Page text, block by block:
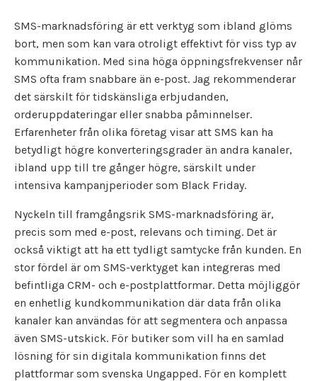
SMS-marknadsföring är ett verktyg som ibland glöms
bort, men som kan vara otroligt effektivt för viss typ av
kommunikation. Med sina höga öppningsfrekvenser når
SMS ofta fram snabbare än e-post. Jag rekommenderar
det särskilt för tidskänsliga erbjudanden,
orderuppdateringar eller snabba påminnelser.
Erfarenheter från olika företag visar att SMS kan ha
betydligt högre konverteringsgrader än andra kanaler,
ibland upp till tre gånger högre, särskilt under
intensiva kampanjperioder som Black Friday.
Nyckeln till framgångsrik SMS-marknadsföring är,
precis som med e-post, relevans och timing. Det är
också viktigt att ha ett tydligt samtycke från kunden. En
stor fördel är om SMS-verktyget kan integreras med
befintliga CRM- och e-postplattformar. Detta möjliggör
en enhetlig kundkommunikation där data från olika
kanaler kan användas för att segmentera och anpassa
även SMS-utskick. För butiker som vill ha en samlad
lösning för sin digitala kommunikation finns det
plattformar som svenska Ungapped. För en komplett